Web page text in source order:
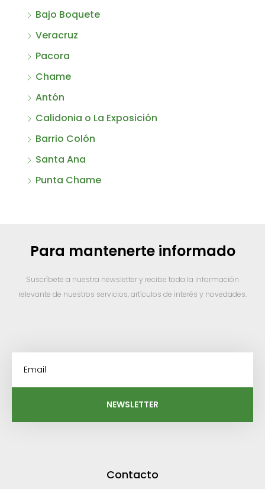
Bajo Boquete
Veracruz
Pacora
Chame
Antón
Calidonia o La Exposición
Barrio Colón
Santa Ana
Punta Chame
Para mantenerte informado
Suscríbete a nuestra newsletter y recibe toda la información
relevante de nuestros servicios, artículos de interés y novedades.
NEWSLETTER
Contacto